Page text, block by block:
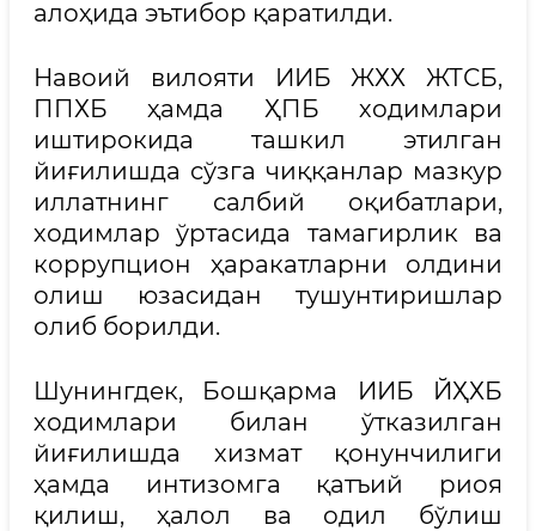
алоҳида эътибор қаратилди.
Навоий вилояти ИИБ ЖХХ ЖТСБ,
ППХБ ҳамда ҲПБ ходимлари
иштирокида ташкил этилган
йиғилишда сўзга чиққанлар мазкур
иллатнинг салбий оқибатлари,
ходимлар ўртасида тамагирлик ва
коррупцион ҳаракатларни олдини
олиш юзасидан тушунтиришлар
олиб борилди.
Шунингдек, Бошқарма ИИБ ЙҲХБ
ходимлари билан ўтказилган
йиғилишда хизмат қонунчилиги
ҳамда интизомга қатъий риоя
қилиш, ҳалол ва одил бўлиш